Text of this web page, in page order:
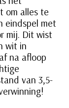
om alles te
eindspel met
mij. Dit wist
wit in
na afloop
van 3,5-